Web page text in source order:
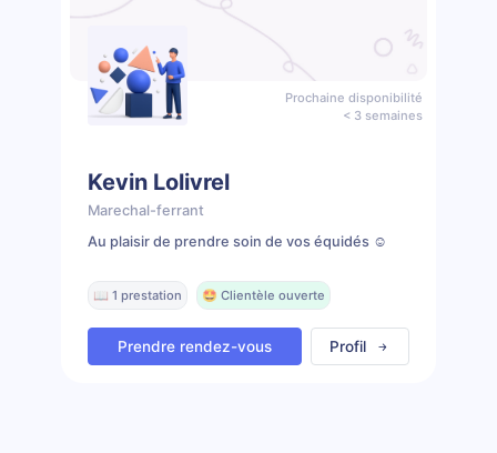
Prochaine disponibilité
< 3 semaines
Kevin Lolivrel
Marechal-ferrant
Au plaisir de prendre soin de vos équidés ☺️
📖 1 prestation 🤩 Clientèle ouverte
Prendre rendez-vous Profil